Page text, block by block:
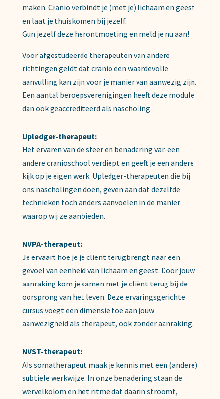
maken. Cranio verbindt je (met je) lichaam en geest
en laat je thuiskomen bij jezelf.
Gun jezelf deze herontmoeting en meld je nu aan!
Voor afgestudeerde therapeuten van andere
richtingen geldt dat cranio een waardevolle
aanvulling kan zijn voor je manier van aanwezig zijn.
Een aantal beroepsverenigingen heeft deze module
dan ook geaccrediteerd als nascholing.
Upledger-therapeut:
Het ervaren van de sfeer en benadering van een
andere cranioschool verdiept en geeft je een andere
kijk op je eigen werk. Upledger-therapeuten die bij
ons nascholingen doen, geven aan dat dezelfde
technieken toch anders aanvoelen in de manier
waarop wij ze aanbieden.
NVPA-therapeut:
Je ervaart hoe je je cliënt terugbrengt naar een
gevoel van eenheid van lichaam en geest. Door jouw
aanraking kom je samen met je cliënt terug bij de
oorsprong van het leven. Deze ervaringsgerichte
cursus voegt een dimensie toe aan jouw
aanwezigheid als therapeut, ook zonder aanraking.
NVST-therapeut:
Als somatherapeut maak je kennis met een (andere)
subtiele werkwijze. In onze benadering staan de
wervelkolom en het ritme dat daarin stroomt,